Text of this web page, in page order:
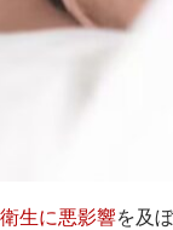
生に悪影響を及